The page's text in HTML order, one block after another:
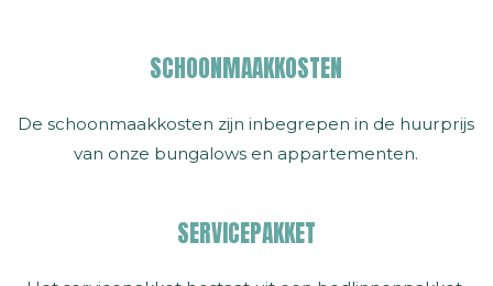
SCHOONMAAKKOSTEN
De schoonmaakkosten zijn inbegrepen in de huurprijs
van onze bungalows en appartementen.
SERVICEPAKKET